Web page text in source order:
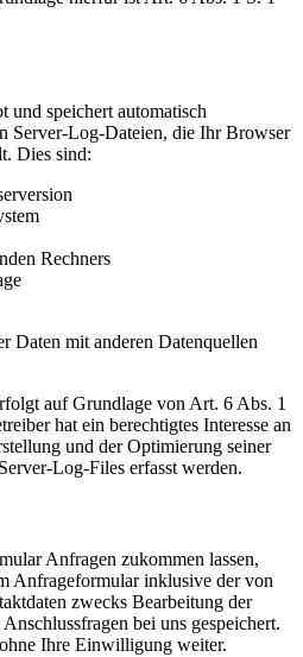
und speichert automatisch
Server-Log-Dateien, die Ihr Browser
Dies sind:
Rechners
Daten mit anderen Datenquellen
auf Grundlage von Art. 6 Abs. 1
hat ein berechtigtes Interesse an
und der Optimierung seiner
Log-Files erfasst werden.
Anfragen zukommen lassen,
Anfrageformular inklusive der von
zwecks Bearbeitung der
bei uns gespeichert.
Ihre Einwilligung weiter.